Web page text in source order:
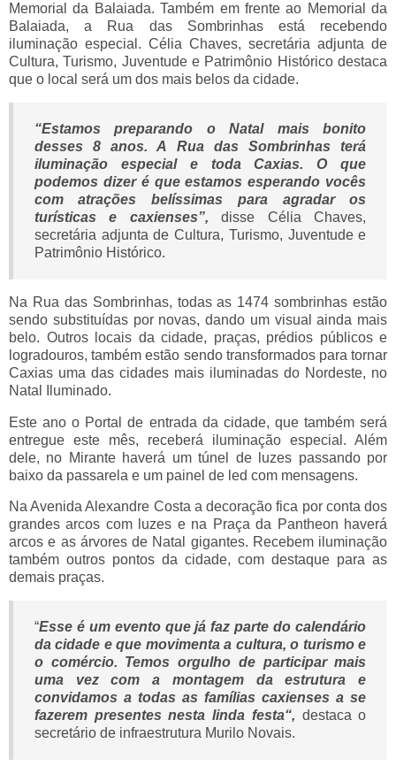
Memorial da Balaiada. Também em frente ao Memorial da
Balaiada, a Rua das Sombrinhas está recebendo
iluminação especial. Célia Chaves, secretária adjunta de
Cultura, Turismo, Juventude e Patrimônio Histórico destaca
que o local será um dos mais belos da cidade.
“Estamos preparando o Natal mais bonito
desses 8 anos. A Rua das Sombrinhas terá
iluminação especial e toda Caxias. O que
podemos dizer é que estamos esperando vocês
com atrações belíssimas para agradar os
turísticas e caxienses”, disse Célia Chaves,
secretária adjunta de Cultura, Turismo, Juventude e
Patrimônio Histórico.
Na Rua das Sombrinhas, todas as 1474 sombrinhas estão
sendo substituídas por novas, dando um visual ainda mais
belo. Outros locais da cidade, praças, prédios públicos e
logradouros, também estão sendo transformados para tornar
Caxias uma das cidades mais iluminadas do Nordeste, no
Natal Iluminado.
Este ano o Portal de entrada da cidade, que também será
entregue este mês, receberá iluminação especial. Além
dele, no Mirante haverá um túnel de luzes passando por
baixo da passarela e um painel de led com mensagens.
Na Avenida Alexandre Costa a decoração fica por conta dos
grandes arcos com luzes e na Praça da Pantheon haverá
arcos e as árvores de Natal gigantes. Recebem iluminação
também outros pontos da cidade, com destaque para as
demais praças.
“Esse é um evento que já faz parte do calendário
da cidade e que movimenta a cultura, o turismo e
o comércio. Temos orgulho de participar mais
uma vez com a montagem da estrutura e
convidamos a todas as famílias caxienses a se
fazerem presentes nesta linda festa“, destaca o
secretário de infraestrutura Murilo Novais.